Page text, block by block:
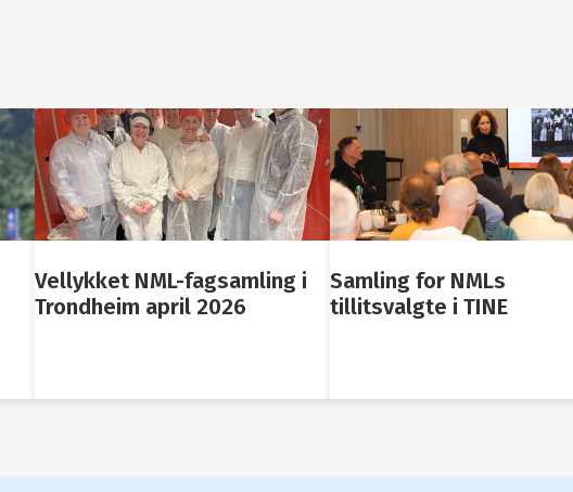
Samling for NMLs
tillitsvalgte i TINE
Mejerifagligt
2026